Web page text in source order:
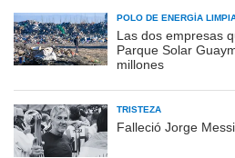
POLO DE ENERGÍA
Las dos empresas
Parque Solar
millones
TRISTEZA
Falleció Jorge